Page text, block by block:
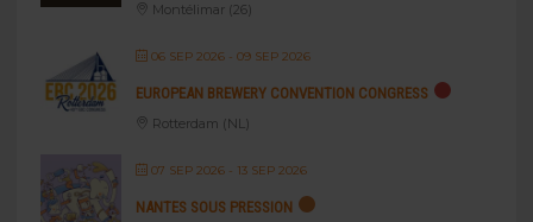
Montélimar (26)
06 SEP 2026- 09 SEP 2026
EUROPEAN BREWERY CONVENTION CONGRESS
Rotterdam (NL)
07 SEP 2026- 13 SEP 2026
NANTES SOUS PRESSION